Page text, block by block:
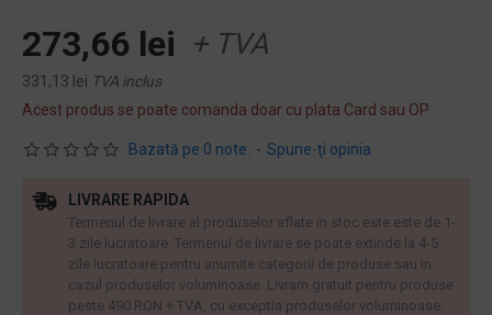
Bazată pe 0 note. - Spune-ţi opinia
273,66 lei + TVA
331,13 lei TVA inclus
Acest produs se poate comanda doar cu plata Card sau OP
LIVRARE RAPIDA
Termenul de livrare al produselor aflate in stoc este este de 1-
3 zile lucratoare. Termenul de livrare se poate extinde la 4-5
zile lucratoare pentru anumite categorii de produse sau in
cazul produselor voluminoase. Livram gratuit pentru produse
peste 490 RON + TVA, cu exceptia produselor voluminoase.